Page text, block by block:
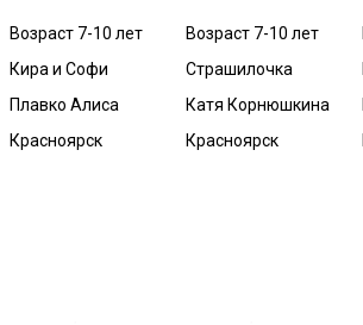
Возраст 7-10 лет
Кира и Софи
Плавко Алиса
Красноярск
Возраст 7-10 лет
Страшилочка
Катя Корнюшкина
Красноярск